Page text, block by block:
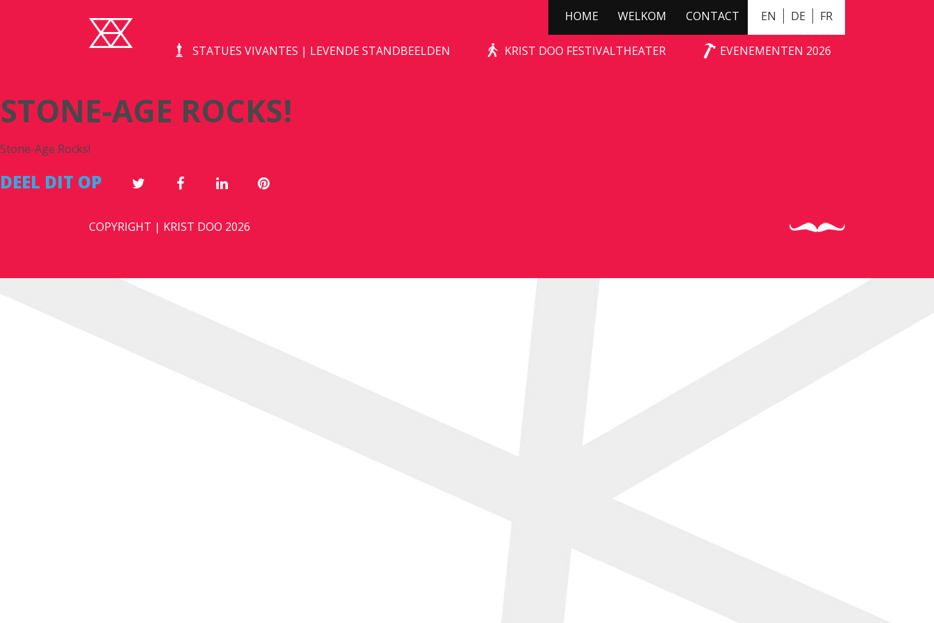
EN DE FR
HOME WELKOM CONTACT
STATUES VIVANTES | LEVENDE STANDBEELDEN KRIST DOO FESTIVALTHEATER EVENEMENTEN 2026
STONE-AGE ROCKS!
STONE-AGE ROCKS!
Stone-Age Rocks!
DEEL DIT OP
COPYRIGHT | KRIST DOO 2026